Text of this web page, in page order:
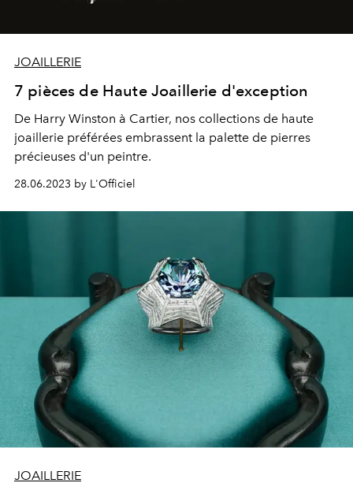
JOAILLERIE
7 pièces de Haute Joaillerie d'exception
De Harry Winston à Cartier, nos collections de haute
joaillerie préférées embrassent la palette de pierres
précieuses d'un peintre.
28.06.2023 by L'Officiel
JOAILLERIE